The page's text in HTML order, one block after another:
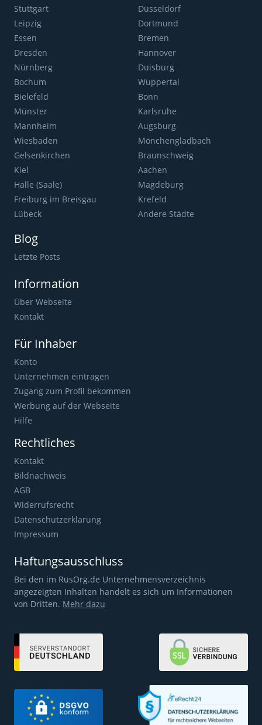
Stuttgart
Düsseldorf
Leipzig
Dortmund
Essen
Bremen
Dresden
Hannover
Nürnberg
Duisburg
Bochum
Wuppertal
Bielefeld
Bonn
Münster
Karlsruhe
Mannheim
Augsburg
Wiesbaden
Mönchengladbach
Gelsenkirchen
Braunschweig
Kiel
Aachen
Halle (Saale)
Magdeburg
Freiburg im Breisgau
Krefeld
Lübeck
Andere Städte
Blog
Letzte Posts
Information
Über Webseite
Kontakt
Für Inhaber
Konto
Unternehmen eintragen
Zugang zum Profil bekommen
Werbung auf der Webseite
Hilfe
Rechtliches
Kontakt
Bildnachweis
AGB
Widerrufsrecht
Datenschutzerklärung
Impressum
Haftungsausschluss
Bei den im RusOrg.de Unternehmensverzeichnis
angezeigten Inhalten handelt es sich um Informationen
von Dritten. Mehr dazu